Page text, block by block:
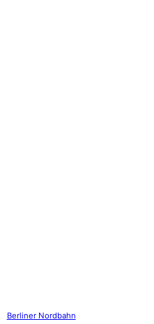
Berliner Nordbahn